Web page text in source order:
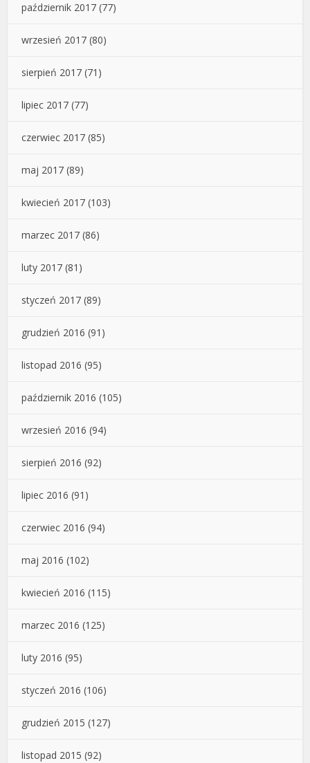
październik 2017 (77)
wrzesień 2017 (80)
sierpień 2017 (71)
lipiec 2017 (77)
czerwiec 2017 (85)
maj 2017 (89)
kwiecień 2017 (103)
marzec 2017 (86)
luty 2017 (81)
styczeń 2017 (89)
grudzień 2016 (91)
listopad 2016 (95)
październik 2016 (105)
wrzesień 2016 (94)
sierpień 2016 (92)
lipiec 2016 (91)
czerwiec 2016 (94)
maj 2016 (102)
kwiecień 2016 (115)
marzec 2016 (125)
luty 2016 (95)
styczeń 2016 (106)
grudzień 2015 (127)
listopad 2015 (92)